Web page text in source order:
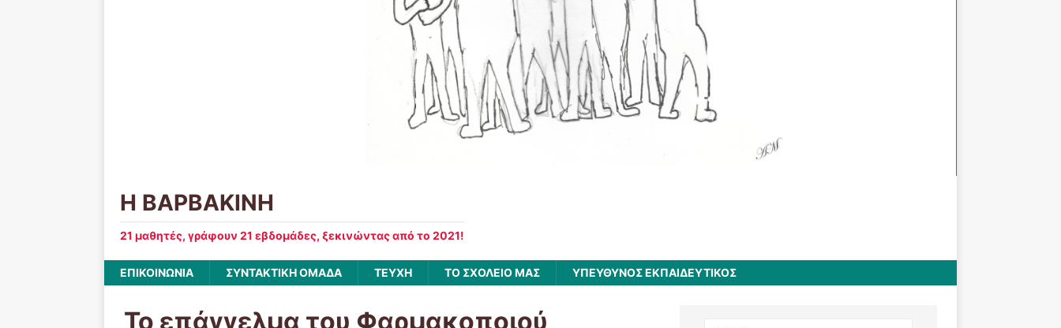
Η ΒΑΡΒΑΚΙΝΗ
21 μαθητές, γράφουν 21 εβδομάδες, ξεκινώντας από το 2021!
ΕΠΙΚΟΙΝΩΝΙΑ ΣΥΝΤΑΚΤΙΚΗ ΟΜΑΔΑ ΤΕΥΧΗ ΤΟ ΣΧΟΛΕΙΟ ΜΑΣ ΥΠΕΥΘΥΝΟΣ ΕΚΠΑΙΔΕΥΤΙΚΟΣ
Το επάγγελμα του Φαρμακοποιού